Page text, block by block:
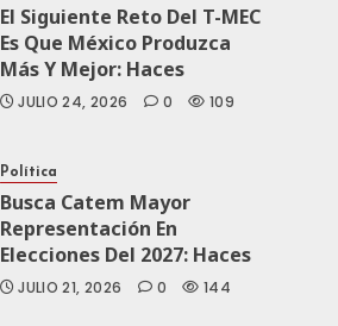
El Siguiente Reto Del T-MEC
Es Que México Produzca
Más Y Mejor: Haces
JULIO 24, 2026 0 109
Política
Busca Catem Mayor
Representación En
Elecciones Del 2027: Haces
JULIO 21, 2026 0 144